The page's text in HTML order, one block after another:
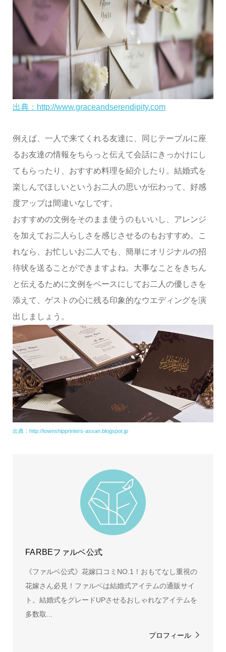
出典：http://www.graceandserendipity.com
例えば、一人で来てくれる友達に、同じテーブルに座
るお友達の情報をちらっと伝えて会話にきっかけにし
てもらったり、おすすめ料理を紹介したり。結婚式を
楽しんでほしいというお二人の思いが伝わって、好感
度アップは間違いなしです。
おすすめの文例をそのまま使うのもいいし、アレンジ
を加えてお二人らしさを感じさせるのもおすすめ。こ
れなら、お忙しいお二人でも、簡単にオリジナルの招
待状を送ることができますよね。大事なことをきちん
と伝えるために文例をベースにしてお二人の優しさを
添えて、ゲストの心に残る印象的なウエディングを演
出しましょう。
出典：http://townshipprinters-assan.blogspot.jp
FARBEファルベ公式
《ファルベ公式》花嫁口コミNO.1！おもてなし重視の
花嫁さん必見！ファルベは結婚式アイテムの通販サイ
ト。結婚式をグレードUPさせるおしゃれなアイテムを
多数取...
プロフィール